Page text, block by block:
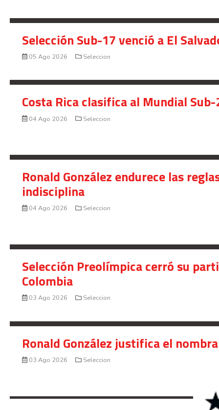
Selección Sub-17 venció a El
05 Ago 2026 Seleccion
Costa Rica clasifica al Mundial
04 Ago 2026 Seleccion
Ronald González endurece las
indisciplina
04 Ago 2026 Seleccion
Selección Preolímpica cerró su
Colombia
03 Ago 2026 Seleccion
Ronald González justifica el
03 Ago 2026 Seleccion